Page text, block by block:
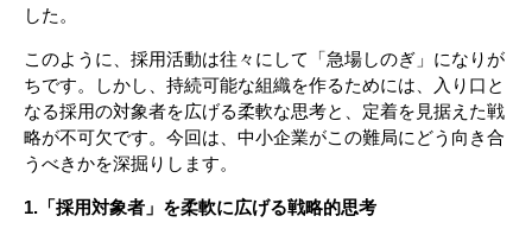
した。
このように、採用活動は往々にして「急場しのぎ」になりが
ちです。しかし、持続可能な組織を作るためには、入り口と
なる採用の対象者を広げる柔軟な思考と、定着を見据えた戦
略が不可欠です。今回は、中小企業がこの難局にどう向き合
うべきかを深掘りします。
1.「採用対象者」を柔軟に広げる戦略的思考